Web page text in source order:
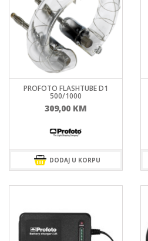
PROFOTO FLASHTUBE D1
500/1000
309,00 KM
DODAJ U KORPU